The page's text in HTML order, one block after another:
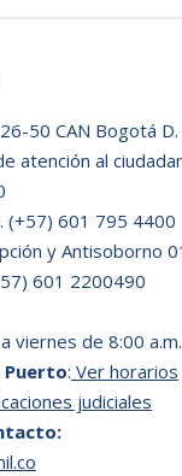
50 CAN Bogotá D.
atención al
(+57) 601 795 4400
y Antisoborno
601 2200490
viernes de 8:00
Puerto: Ver horarios
judiciales